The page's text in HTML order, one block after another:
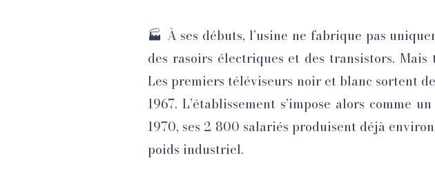
🏭 À ses débuts, l’usine ne fabrique pas
des rasoirs électriques et des transistors.
Les premiers téléviseurs noir et blanc sortent
1967. L’établissement s’impose alors comme
1970, ses 2 800 salariés produisent déjà
poids industriel.